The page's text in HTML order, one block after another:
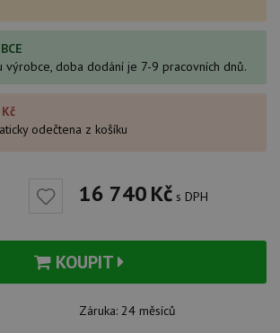
výrobce, doba dodání je 7-9 pracovních dnů.
odečtena z košíku
16 740Kč s DPH
KOUPIT
Záruka: 24 měsíců